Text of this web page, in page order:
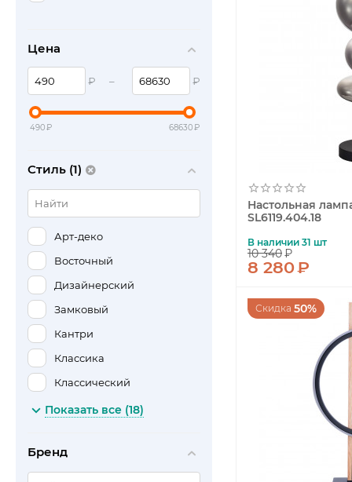
Настольная
SL6119.404.18
В наличии 31 шт
10 340₽
8 280₽
Скидка 50%
Цена
₽ – ₽
490₽ 68630₽
Стиль (1)
Арт-деко
Восточный
Дизайнерский
Замковый
Кантри
Классика
Классический
Лофт
Модерн
Морской
Показать все (18)
Бренд